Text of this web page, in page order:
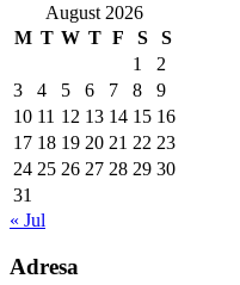
August 2026
M T W T F S
S
1
2
3
4 5 6 7 8
9
10 11 12 13 14 15 16
17 18 19 20 21 22 23
24 25 26 27 28 29 30
31
« Jul
Adresa